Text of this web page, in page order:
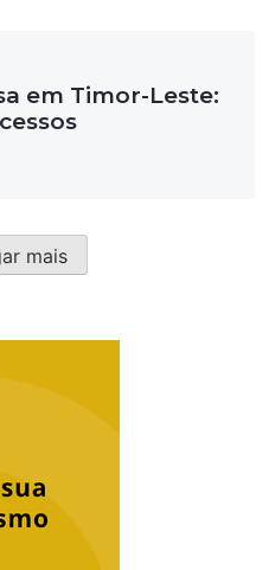
em Timor-Leste:
mais